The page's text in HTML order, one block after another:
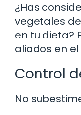
¿Has
vegetales
en tu dieta?
aliados en
Control
No